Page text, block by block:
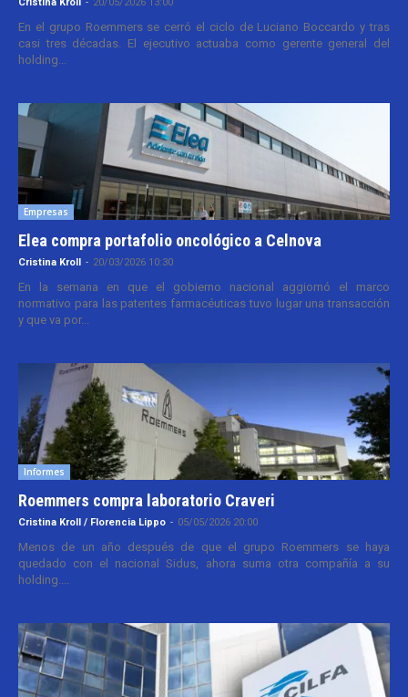
En el grupo Roemmers se cerró el ciclo de Luciano Boccardo y tras
casi tres décadas. El ejecutivo actuaba como gerente general del
holding...
Empresas
Elea compra portafolio oncológico a Celnova
Cristina Kroll - 20/03/2026 10:30
En la semana en que el gobierno nacional aggiornó el marco
normativo para las patentes farmacéuticas tuvo lugar una transacción
y que va por...
Informes
Roemmers compra laboratorio Craveri
Cristina Kroll / Florencia Lippo - 05/05/2026 20:00
Menos de un año después de que el grupo Roemmers se haya
quedado con el nacional Sidus, ahora suma otra compañía a su
holding....